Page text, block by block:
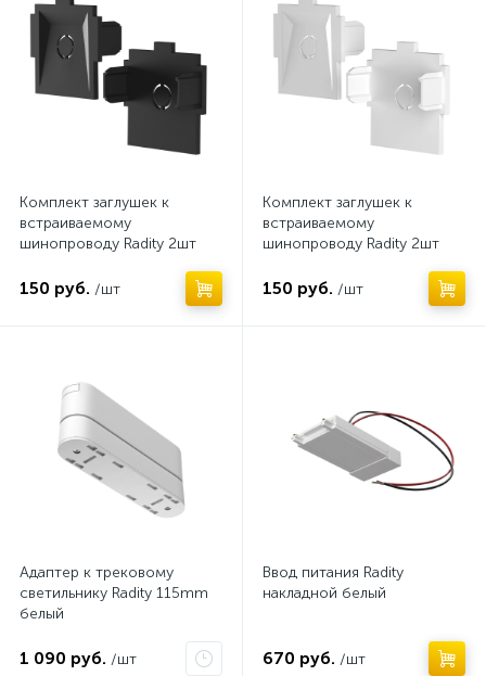
Комплект заглушек к
встраиваемому
шинопроводу Radity 2шт
150 руб. /шт
Комплект заглушек к
встраиваемому
шинопроводу Radity 2шт
150 руб. /шт
Адаптер к трековому
светильнику Radity 115mm
белый
1 090 руб. /шт
Ввод питания Radity
накладной белый
670 руб. /шт